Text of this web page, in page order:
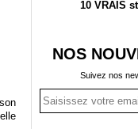
10 VRAIS
NOS
Suivez nos